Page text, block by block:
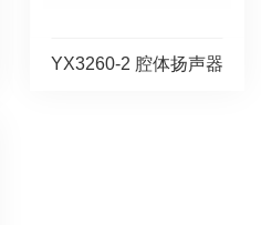
YX3260-2 腔体扬声器